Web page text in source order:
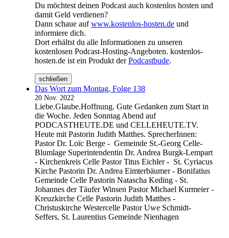
Du möchtest deinen Podcast auch kostenlos hosten und
damit Geld verdienen?
Dann schaue aufwww.kostenlos-hosten.de und
informiere dich.
Dort erhältst du alle Informationen zu unseren
kostenlosen Podcast-Hosting-Angeboten. kostenlos-
hosten.de ist ein Produkt derPodcastbude.
schließen
Das Wort zum Montag, Folge 138
20 Nov. 2022
Liebe.Glaube.Hoffnung. Gute Gedanken zum Start in
die Woche. Jeden Sonntag Abend auf
PODCASTHEUTE.DE und CELLEHEUTE.TV.
Heute mit Pastorin Judith Matthes. SprecherInnen:
Pastor Dr. Loïc Berge - Gemeinde St.-Georg Celle-
Blumlage Superintendentin Dr. Andrea Burgk-Lempart
- Kirchenkreis Celle Pastor Titus Eichler - St. Cyriacus
Kirche Pastorin Dr. Andrea Eimterbäumer - Bonifatius
Gemeinde Celle Pastorin Natascha Keding - St.
Johannes der Täufer Winsen Pastor Michael Kurmeier -
Kreuzkirche Celle Pastorin Judith Matthes -
Christuskirche Westercelle Pastor Uwe Schmidt-
Seffers, St. Laurentius Gemeinde Nienhagen